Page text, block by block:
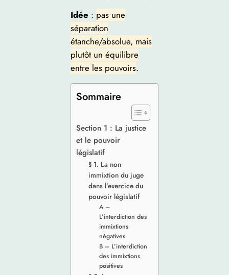
Idée : pas une
séparation
étanche/absolue, mais
plutôt un équilibre
entre les pouvoirs.
Sommaire
Section 1 : La justice
et le pouvoir
législatif
§ 1. La non
immixtion du juge
dans l’exercice du
pouvoir législatif
A –
L’interdiction des
immixtions
négatives
B – L’interdiction
des immixtions
positives